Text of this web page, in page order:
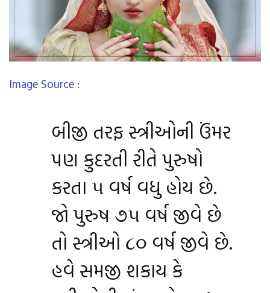
Image Source :
બીજી તરફ સ્ત્રીઓની ઉંમર
પણ કુદરતી રીતે પુરુષો
કરતા ૫ વર્ષ વધુ હોય છે.
જો પુરુષ ૭૫ વર્ષ જીવે છે
તો સ્ત્રીઓ ૮૦ વર્ષ જીવે છે.
હવે સમજી શકાય કે